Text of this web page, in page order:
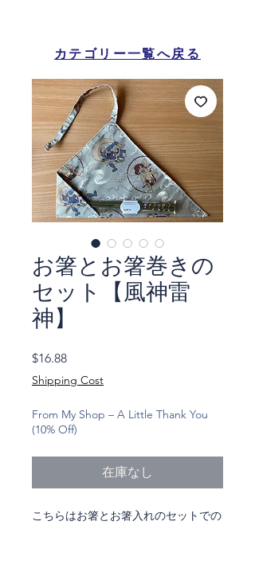
カテゴリー一覧へ戻る
お箸とお箸巻きの
セット【風神雷
神】
$16.88価
Shipping Cost
From My Shop – A Little Thank You
(10% Off)
在庫なし
こちらはお箸とお箸入れのセットでの